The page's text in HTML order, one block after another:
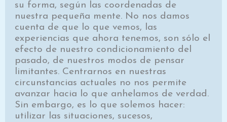
su forma, según las coordenadas de
nuestra pequeña mente. No nos damos
cuenta de que lo que vemos, las
experiencias que ahora tenemos, son sólo el
efecto de nuestro condicionamiento del
pasado, de nuestros modos de pensar
limitantes. Centrarnos en nuestras
circunstancias actuales no nos permite
avanzar hacia lo que anhelamos de verdad.
Sin embargo, es lo que solemos hacer:
utilizar las situaciones, sucesos,